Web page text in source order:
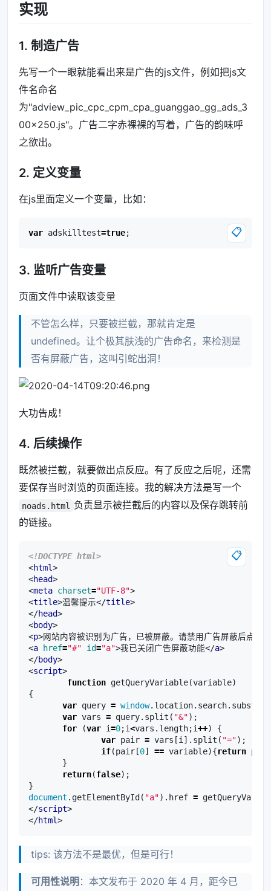
实现
1. 制造广告
先写一个一眼就能看出来是广告的js文件，例如把js文
件名命名
为"adview_pic_cpc_cpm_cpa_guanggao_gg_ads_3
00x250.js"。广告二字赤裸裸的写着，广告的韵味呼
之欲出。
2. 定义变量
在js里面定义一个变量，比如：
var adskilltest=true; 📋
3. 监听广告变量
页面文件中读取该变量
不管怎么样，只要被拦截，那就肯定是
undefined。让个极其肤浅的广告命名，来检测是
否有屏蔽广告，这叫引蛇出洞！
大功告成！
4. 后续操作
既然被拦截，就要做出点反应。有了反应之后呢，还需
要保存当时浏览的页面连接。我的解决方法是写一个
noads.html
负责显示被拦截后的内容以及保存跳转前
的链接。
<!DOCTYPE html>
<html>
<head>
<meta charset="UTF-8">
<title>温馨提示</title>
</head>
<body>
<p>网站内容被识别为广告，已被屏蔽。请禁用广告屏蔽后点击
<a href="#" id="a">我已关闭广告屏蔽功能</a>
</body>
<script>
function getQueryVariable(variable)
{
var query = window. location. search.
var vars = query. split ( "&");
for
(var i=0;i<vars . length;i++)
{
var pair = vars [i]. split ( "=");
if(pair [0] == variable){return pair
}
return(false);
}
document . getElementById ( "a"). href =
</script>
</html>
📋
tips: 该方法不是最优，但是可行！
可用性说明 ：本文发布于 2020 年 4 月，距今已